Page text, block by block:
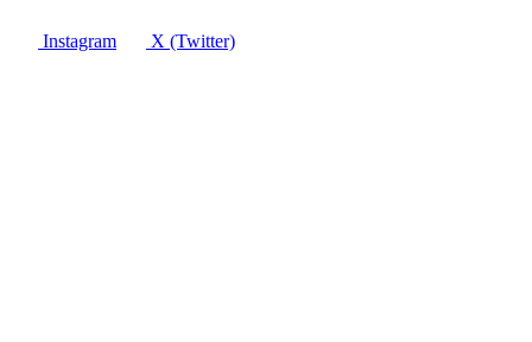
Instagram X (Twitter)